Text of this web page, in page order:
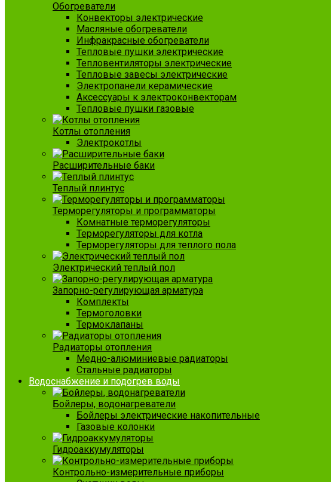
Обогреватели
Конвекторы электрические
Масляные обогреватели
Инфракрасные обогреватели
Тепловые пушки электрические
Тепловентиляторы электрические
Тепловые завесы электрические
Электропанели керамические
Аксессуары к электроконвекторам
Тепловые пушки газовые
Котлы отопления
Электрокотлы
Расширительные баки
Теплый плинтус
Терморегуляторы и программаторы
Комнатные терморегуляторы
Терморегуляторы для котла
Терморегуляторы для теплого пола
Электрический теплый пол
Запорно-регулирующая арматура
Комплекты
Термоголовки
Термоклапаны
Радиаторы отопления
Медно-алюминиевые радиаторы
Стальные радиаторы
Водоснабжение и подогрев воды
Бойлеры, водонагреватели
Бойлеры электрические накопительные
Газовые колонки
Гидроаккумуляторы
Контрольно-измерительные приборы